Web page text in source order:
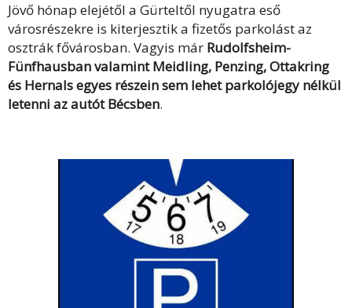
Jövő hónap elejétől a Gürteltől nyugatra eső
városrészekre is kiterjesztik a fizetős parkolást az
osztrák fővárosban. Vagyis már Rudolfsheim-
Fünfhausban valamint Meidling, Penzing, Ottakring
és Hernals egyes részein sem lehet parkolójegy nélkül
letenni az autót Bécsben.